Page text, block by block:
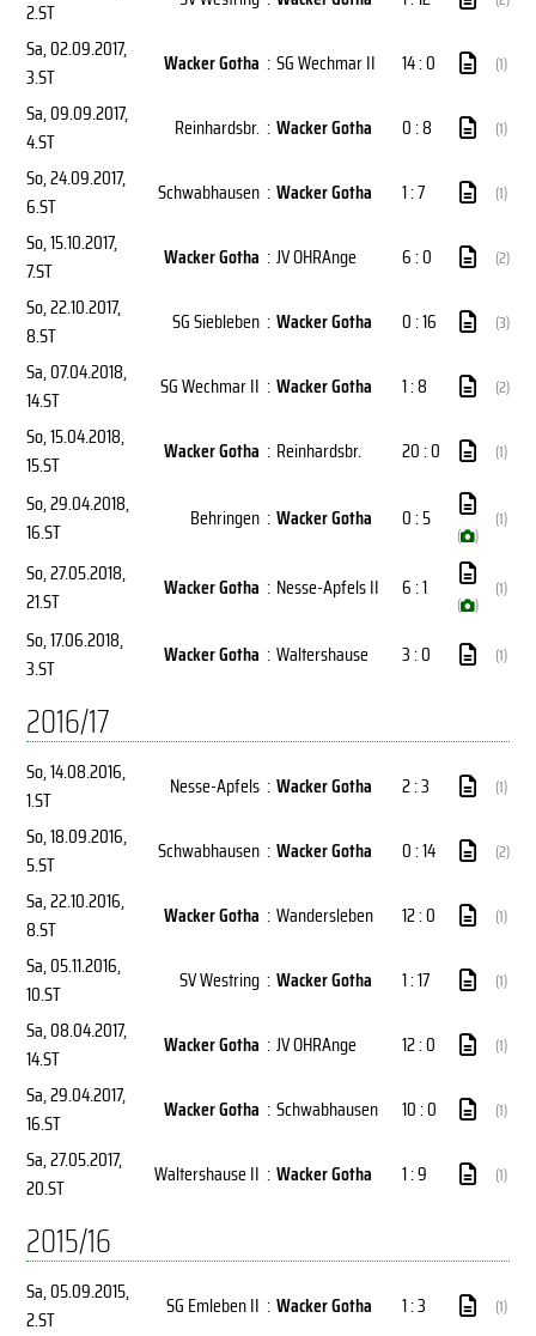
2.ST
Sa, 02.09.2017,
3.ST
Wacker Gotha : SG Wechmar II 14 : 0 (1)
Sa, 09.09.2017,
4.ST
Reinhardsbr. : Wacker Gotha 0 : 8 (1)
So, 24.09.2017,
6.ST
Schwabhausen : Wacker Gotha 1 : 7 (1)
So, 15.10.2017,
7.ST
Wacker Gotha : JV OHRAnge 6 : 0 (2)
So, 22.10.2017,
8.ST
SG Siebleben : Wacker Gotha 0 : 16 (3)
Sa, 07.04.2018,
14.ST
SG Wechmar II : Wacker Gotha 1 : 8 (2)
So, 15.04.2018,
15.ST
Wacker Gotha : Reinhardsbr. 20 : 0 (1)
So, 29.04.2018,
16.ST
Behringen : Wacker Gotha 0 : 5
( )
(1)
So, 27.05.2018,
21.ST
Wacker Gotha : Nesse-Apfels II 6 : 1
( )
(1)
So, 17.06.2018,
3.ST
Wacker Gotha : Waltershause 3 : 0 (1)
2016/17
So, 14.08.2016,
1.ST
Nesse-Apfels : Wacker Gotha 2 : 3 (1)
So, 18.09.2016,
5.ST
Schwabhausen : Wacker Gotha 0 : 14 (2)
Sa, 22.10.2016,
8.ST
Wacker Gotha : Wandersleben 12 : 0 (1)
Sa, 05.11.2016,
10.ST
SV Westring : Wacker Gotha 1 : 17 (1)
Sa, 08.04.2017,
14.ST
Wacker Gotha : JV OHRAnge 12 : 0 (1)
Sa, 29.04.2017,
16.ST
Wacker Gotha : Schwabhausen 10 : 0 (1)
Sa, 27.05.2017,
20.ST
Waltershause II : Wacker Gotha 1 : 9 (1)
2015/16
Sa, 05.09.2015,
2.ST
SG Emleben II : Wacker Gotha 1 : 3 (1)